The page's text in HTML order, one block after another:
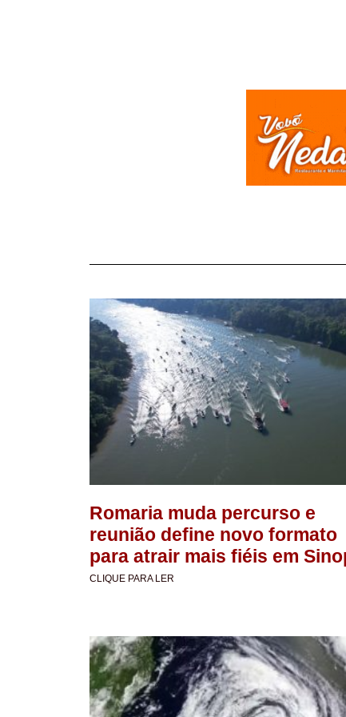
Romaria muda percurso e
reunião define novo formato
para atrair mais fiéis em
CLIQUE PARA LER